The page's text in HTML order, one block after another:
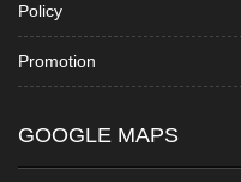
Policy
Promotion
GOOGLE MAPS